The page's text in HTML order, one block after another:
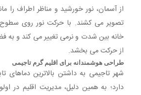
از آسمان، نور خورشید و مناظر اطراف را
تصویر می کشند. با حرکت نور روی سطوح
خانه بین شدت و نرمی تغییر می کند و
از حرکت می بخشد.
طراحی هوشمندانه برای اقلیم گرم تاجیمی
شهر تاجیمی به داشتن بالاترین دماهای
دارد؛ به همین دلیل، مدیریت اقلیم در